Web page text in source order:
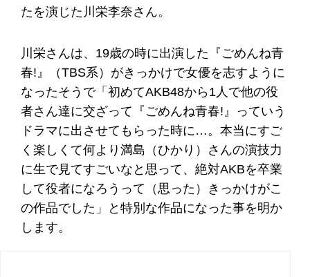
たを演じた川栄李奈さん。
川栄さんは、19歳の時に出演した『ごめんね青
春!』（TBS系）がきっかけで女優を志すように
なったそうで「初めてAKB48から1人で他の役
者さん達に交ざって『ごめんね青春!』っていう
ドラマに出させてもらった時に…。本当にすご
く楽しくて何より満島（ひかり）さんの演技力
に生で見てすごいなと思って、絶対AKBを卒業
して役者になろうって（思った）きっかけがこ
の作品でした」と特別な作品になった事を明か
します。